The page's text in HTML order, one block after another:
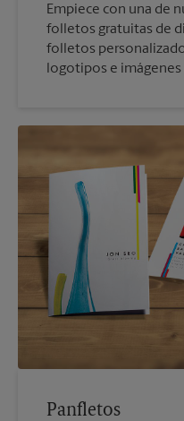
Empiece con una de
folletos gratuitas de
folletos
logotipos e imágenes
Panfletos